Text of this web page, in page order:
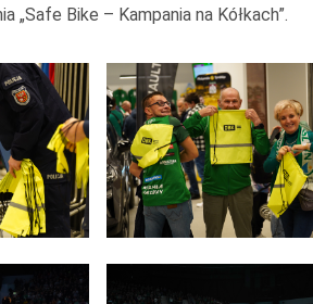
„Safe Bike – Kampania na Kółkach”.